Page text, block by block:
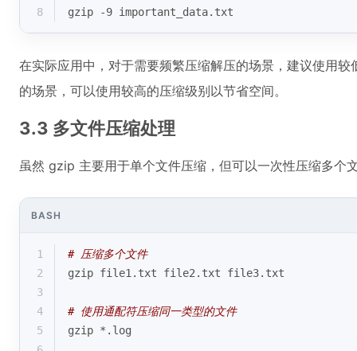
8
gzip -9 important_data.txt
在实际应用中，对于需要频繁压缩解压的场景，建议使用
的场景，可以使用较高的压缩级别以节省空间。
3.3 多文件压缩处理
虽然 gzip 主要用于单个文件压缩，但可以一次性压缩多个
BASH
1
# 压缩多个文件
2
gzip file1.txt file2.txt file3.txt
3
4
# 使用通配符压缩同一类型的文件
5
gzip *. log